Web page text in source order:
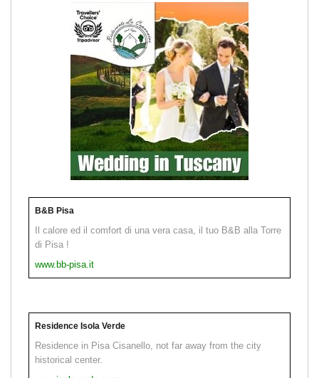
B&B Pisa
Il calore ed il comfort di una vera casa, il tuo B&B alla Torre
di Pisa !
www.bb-pisa.it
Residence Isola Verde
Residence in Pisa Cisanello, not far away from the city
historical center.